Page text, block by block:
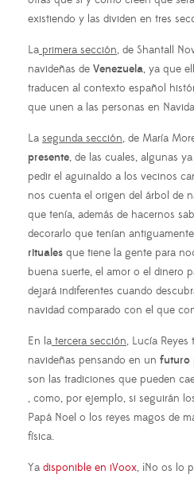
existiendo y las dividen en tres
La primera sección, de Shantall
navideñas de Venezuela, ya que
traducen al contexto español
que unen a las personas en
La segunda sección, de María
presente, de las cuales, algunas
pedir el aguinaldo a los vecinos
nos cuenta el origen del árbol de
que tenía, además de hacernos
decorarlo que tenían
rituales que tiene la gente para
buena suerte, el amor o el dinero
dejará indiferentes cuando
navidad comparado con el que
En la tercera sección, Lucía Reyes
navideñas pensando en un futuro
son las tradiciones que pueden
, como, por ejemplo, si seguirán
Papá Noel o los reyes magos de
física.
Ya disponible en iVoox, ¡No os lo